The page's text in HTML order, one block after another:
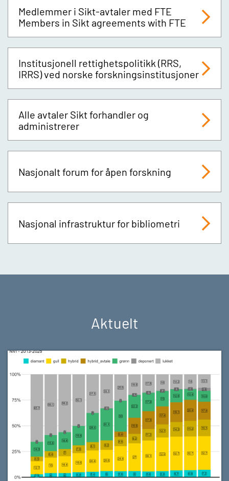
Medlemmer i Sikt-avtaler med FTE
Members in Sikt agreements with FTE
Institusjonell rettighetspolitikk (RRS,
IRRS) ved norske forskningsinstitusjoner
Alle avtaler Sikt forhandler og
administrerer
Nasjonalt forum for åpen forskning
Nasjonal infrastruktur for bibliometri
Aktuelt